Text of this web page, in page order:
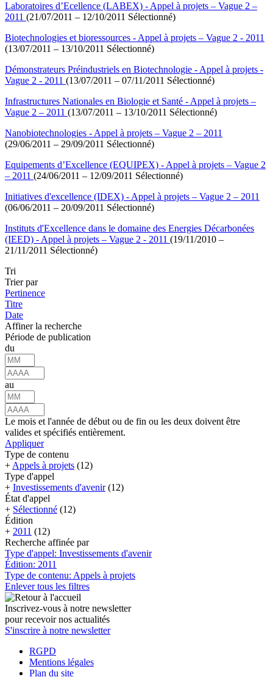
Laboratoires d’Ecellence (LABEX) - Appel à projets – Vague 2 –
2011 (21/07/2011 – 12/10/2011 Sélectionné)
Biotechnologies et bioressources - Appel à projets – Vague 2 - 2011
(13/07/2011 – 13/10/2011 Sélectionné)
Démonstrateurs Préindustriels en Biotechnologie - Appel à projets -
Vague 2 - 2011 (13/07/2011 – 07/11/2011 Sélectionné)
Infrastructures Nationales en Biologie et Santé - Appel à projets –
Vague 2 – 2011 (13/07/2011 – 13/10/2011 Sélectionné)
Nanobiotechnologies - Appel à projets – Vague 2 – 2011
(29/06/2011 – 29/09/2011 Sélectionné)
Equipements d’Excellence (EQUIPEX) - Appel à projets – Vague 2
– 2011 (24/06/2011 – 12/09/2011 Sélectionné)
Initiatives d'excellence (IDEX) - Appel à projets – Vague 2 – 2011
(06/06/2011 – 20/09/2011 Sélectionné)
Instituts d'Excellence dans le domaine des Energies Décarbonées
(IEED) - Appel à projets – Vague 2 - 2011 (19/11/2010 –
21/11/2011 Sélectionné)
Tri
Trier par
Pertinence
Titre
Date
Affiner la recherche
Période de publication
du
au
Le mois et l'année de début ou de fin ou les deux doivent être
valides et spécifiés entièrement.
Appliquer
Type de contenu
+ Appels à projets (12)
Type d'appel
+ Investissements d'avenir (12)
État d'appel
+ Sélectionné (12)
Édition
+ 2011 (12)
Recherche affinée par
Type d'appel: Investissements d'avenir
Édition: 2011
Type de contenu: Appels à projets
Enlever tous les filtres
Inscrivez-vous à notre newsletter
pour recevoir nos actualités
S'inscrire à notre newsletter
RGPD
Mentions légales
Plan du site